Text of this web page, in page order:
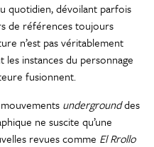
quotidien, dévoilant parfois
de références toujours
n’est pas véritablement
instances du personnage
fusionnent.
undergrounddes
ne suscite qu’une
revues comme El Rrollo